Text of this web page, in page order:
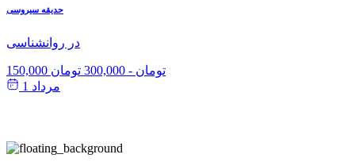
حدیقه سیروسی
در روانشناسی
150,000 تومان - 300,000 تومان
مرداد 1